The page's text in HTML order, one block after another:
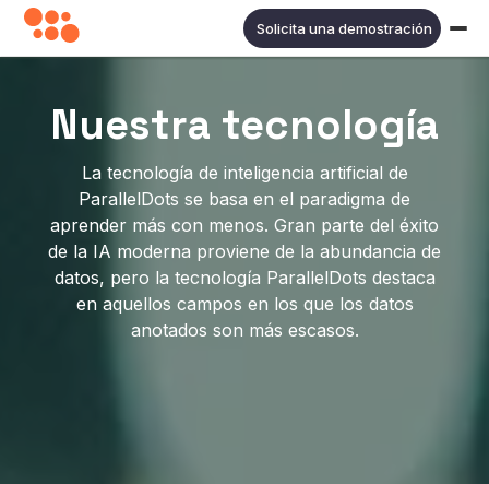
Solicita una demostración
Nuestra tecnología
La tecnología de inteligencia artificial de
ParallelDots se basa en el paradigma de
aprender más con menos. Gran parte del éxito
de la IA moderna proviene de la abundancia de
datos, pero la tecnología ParallelDots destaca
en aquellos campos en los que los datos
anotados son más escasos.